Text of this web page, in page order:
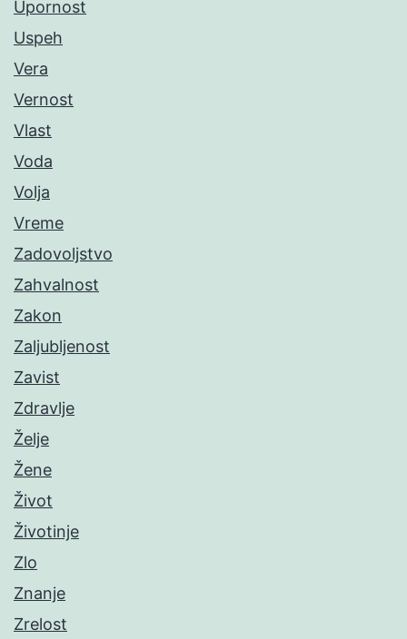
Upornost
Uspeh
Vera
Vernost
Vlast
Voda
Volja
Vreme
Zadovoljstvo
Zahvalnost
Zakon
Zaljubljenost
Zavist
Zdravlje
Želje
Žene
Život
Životinje
Zlo
Znanje
Zrelost